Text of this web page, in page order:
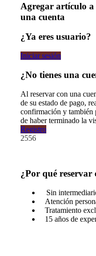
Agregar artículo a
una cuenta
¿Ya eres usuario?
Iniciar sesión
¿No tienes una
Al reservar con una
de su estado de pago,
confirmación y también
de haber terminado la
Registro
2556
¿Por qué reservar
Sin
Atención
Tratamiento
15 años de